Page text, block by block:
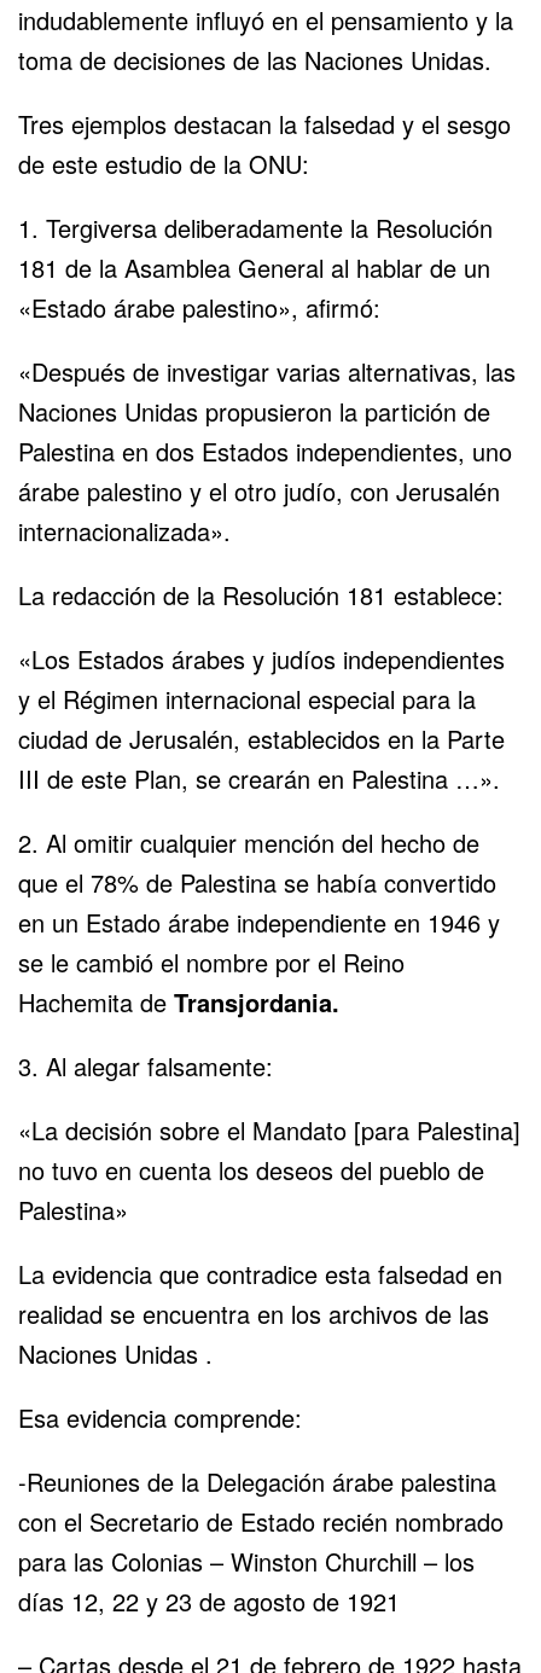
indudablemente influyó en el pensamiento y la
toma de decisiones de las Naciones Unidas.
Tres ejemplos destacan la falsedad y el sesgo
de este estudio de la ONU:
1. Tergiversa deliberadamente la Resolución
181 de la Asamblea General al hablar de un
«Estado árabe palestino», afirmó:
«Después de investigar varias alternativas, las
Naciones Unidas propusieron la partición de
Palestina en dos Estados independientes, uno
árabe palestino y el otro judío, con Jerusalén
internacionalizada».
La redacción de la Resolución 181 establece:
«Los Estados árabes y judíos independientes
y el Régimen internacional especial para la
ciudad de Jerusalén, establecidos en la Parte
III de este Plan, se crearán en Palestina …».
2. Al omitir cualquier mención del hecho de
que el 78% de Palestina se había convertido
en un Estado árabe independiente en 1946 y
se le cambió el nombre por el Reino
Hachemita de Transjordania.
3. Al alegar falsamente:
«La decisión sobre el Mandato [para Palestina]
no tuvo en cuenta los deseos del pueblo de
Palestina»
La evidencia que contradice esta falsedad en
realidad se encuentra en los archivos de las
Naciones Unidas .
Esa evidencia comprende:
-Reuniones de la Delegación árabe palestina
con el Secretario de Estado recién nombrado
para las Colonias – Winston Churchill – los
días 12, 22 y 23 de agosto de 1921
– Cartas desde el 21 de febrero de 1922 hasta